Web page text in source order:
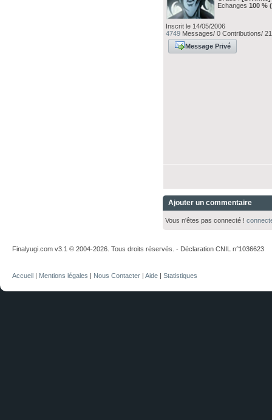
Echanges100 % (
Inscrit le 14/05/2006
4749 Messages/ 0 Contributions/
Message Privé
Ajouter un commentaire
Vous n'êtes pas connecté !
Finalyugi.com v3.1 © 2004-2026. Tous droits réservés. - Déclaration CNIL n°1036623
Accueil | Mentions légales | Nous Contacter | Aide | Statistiques